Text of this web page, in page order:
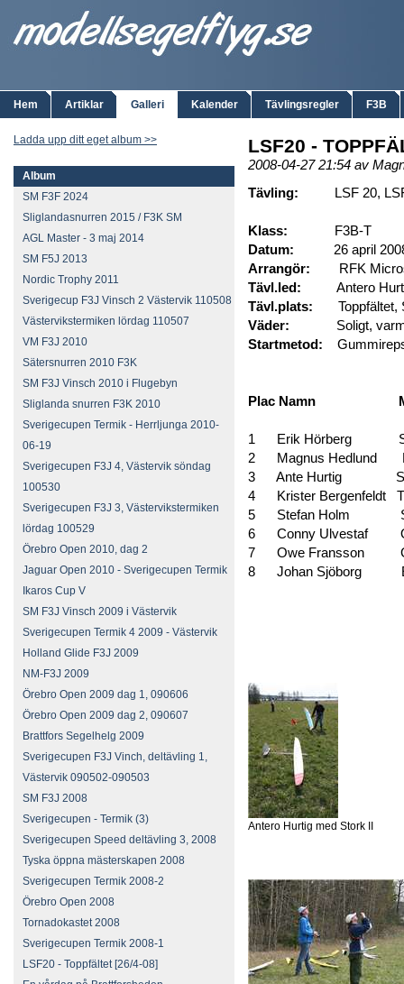
Hem Artiklar Galleri Kalender Tävlingsregler F3B
Ladda upp ditt eget album >>
Album
SM F3F 2024
Sliglandasnurren 2015 / F3K SM
AGL Master - 3 maj 2014
SM F5J 2013
Nordic Trophy 2011
Sverigecup F3J Vinsch 2 Västervik 110508
Västervikstermiken lördag 110507
VM F3J 2010
Sätersnurren 2010 F3K
SM F3J Vinsch 2010 i Flugebyn
Sliglanda snurren F3K 2010
Sverigecupen Termik - Herrljunga 2010-
06-19
Sverigecupen F3J 4, Västervik söndag
100530
Sverigecupen F3J 3, Västervikstermiken
lördag 100529
Örebro Open 2010, dag 2
Jaguar Open 2010 - Sverigecupen Termik
Ikaros Cup V
SM F3J Vinsch 2009 i Västervik
Sverigecupen Termik 4 2009 - Västervik
Holland Glide F3J 2009
NM-F3J 2009
Örebro Open 2009 dag 1, 090606
Örebro Open 2009 dag 2, 090607
Brattfors Segelhelg 2009
Sverigecupen F3J Vinch, deltävling 1,
Västervik 090502-090503
SM F3J 2008
Sverigecupen - Termik (3)
Sverigecupen Speed deltävling 3, 2008
Tyska öppna mästerskapen 2008
Sverigecupen Termik 2008-2
Örebro Open 2008
Tornadokastet 2008
Sverigecupen Termik 2008-1
LSF20 - Toppfältet [26/4-08]
LSF20 -
2008-04-27 21:54 av
Tävling: LSF 20, LSF
Klass: F3B-T
Datum: 26 april
Arrangör: RFK
Tävl.led: Antero
Tävl.plats: Toppfältet,
Väder: Soligt, varmt
Startmetod:
Plac Namn
1 Erik Hörberg
2 Magnus Hedlund
3 Ante Hurtig
4 Krister
5 Stefan Holm
6 Conny Ulvestaf
7 Owe Fransson
8 Johan Sjöborg
Antero Hurtig med Stork II